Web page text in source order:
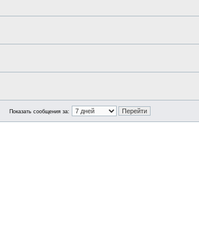
Показать сообщения за: